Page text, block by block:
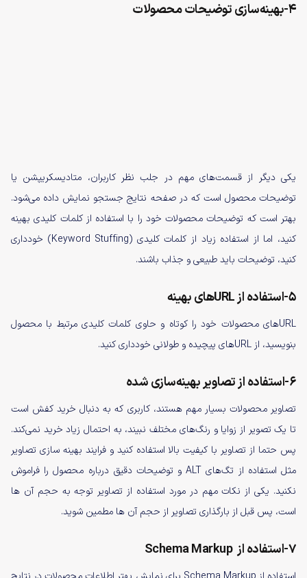
4-بهینه‌سازی توضیحات محصولات
یکی دیگر از قسمت‌های مهم در جلب نظر کاربران، متادیسکریپشن یا
توضیحات محصول است که در صفحه نتایج جستجو نمایش داده می‌شود.
بهتر است که توضیحات محصولات خود را با استفاده از کلمات کلیدی بهینه‌
کنید، اما از استفاده زیاد از کلمات کلیدی (Keyword Stuffing) خودداری
کنید، توضیحات باید طبیعی و جذاب باشند.
5-استفاده از URLهای بهینه
URLهای محصولات خود را کوتاه و حاوی کلمات کلیدی مرتبط با محصول
بنویسید، از URLهای پیچیده و طولانی خودداری کنید.
6-استفاده از تصاویر بهینه‌سازی شده
تصاویر محصولات بسیار مهم هستند، کاربری که به دنبال خرید کفش است
تا یک تصویر از زوایا و رنگ‌های مختلف نبیند، به احتمال زیاد خرید نمی‌کند.
پس حتما از تصاویر با کیفیت بالا استفاده کنید و فرایند بهینه سازی تصاویر
مثل استفاده از تگ‌های ALT و توضیحات دقیق درباره محصول را فراموش
نکنید. یکی از نکات مهم در مورد استفاده از تصاویر توجه به حجم آن ها
است، پس قبل از بارگذاری تصاویر از حجم آن ها مطمین شوید.
7-استفاده از Schema Markup